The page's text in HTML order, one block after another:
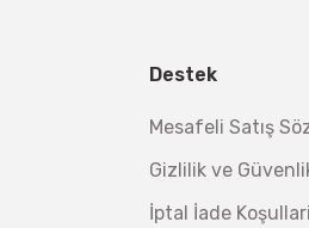
Destek
Mesafeli Satış
Gizlilik ve
İptal İade Koşullari